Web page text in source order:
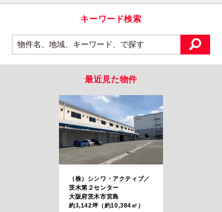
キーワード検索
最近見た物件
（株）シンワ・アクティブ／
茨木第２センター
大阪府茨木市宮島
約3,142坪（約10,384㎡）